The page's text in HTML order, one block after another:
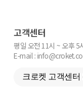
고객센터
평일 오전 11시 ~ 오후 5
E-mail :
크로켓 고객센터